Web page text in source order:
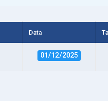
Data
01/12/2025